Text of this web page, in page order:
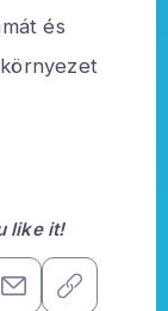
és
like it!